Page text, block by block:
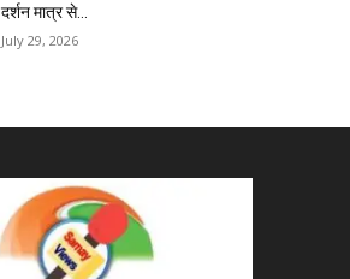
दर्शन मात्र से...
July 29, 2026